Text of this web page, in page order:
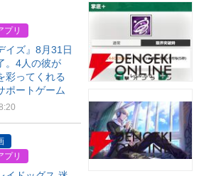
プリ
イズ』8月31日
。4人の彼が
彩ってくれる
ポートゲーム
プリ